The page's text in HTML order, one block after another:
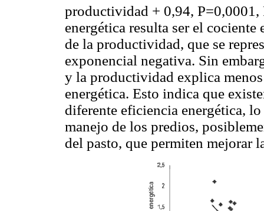
productividad + 0,94, P=0,0001,
energética resulta ser el
de la productividad, que se
exponencial negativa. Sin
y la productividad explica
energética. Esto indica que
diferente eficiencia energética,
manejo de los predios,
del pasto, que permiten mejorar